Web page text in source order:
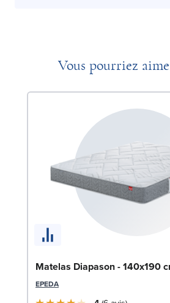
Vous pourriez
Matelas Diapason - 140x190
EPEDA